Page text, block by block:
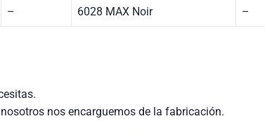
– 6028 MAX Noir –
nos encarguemos de la fabricación.